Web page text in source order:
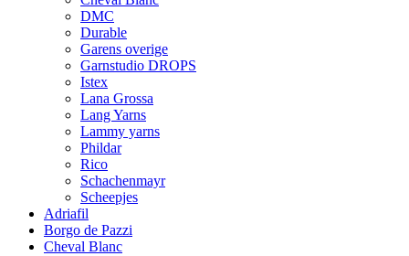
DMC
Durable
Garens overige
Garnstudio DROPS
Istex
Lana Grossa
Lang Yarns
Lammy yarns
Phildar
Rico
Schachenmayr
Scheepjes
Adriafil
Borgo de Pazzi
Cheval Blanc